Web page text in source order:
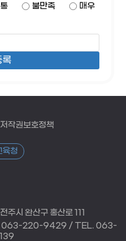
불만족
매우
저작권보호정책
육청
시 완산구 홍산로 111
063-220-9429 / TEL. 063-